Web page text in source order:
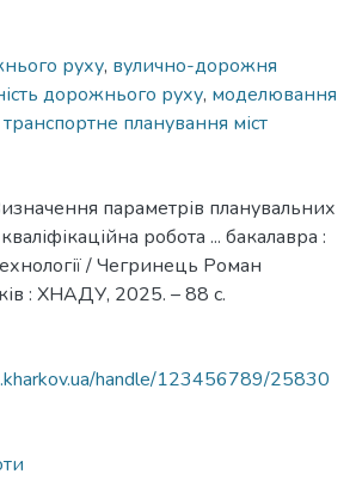
руху, вулично-дорожня
дорожнього руху, моделювання
транспортне планування міст
параметрів планувальних
робота ... бакалавра :
/ Чегринець Роман
: ХНАДУ, 2025. – 88 с.
handle/123456789/25830